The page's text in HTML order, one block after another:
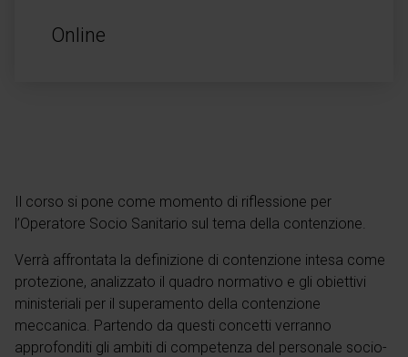
Online
Il corso si pone come momento di riflessione per
l’Operatore Socio Sanitario sul tema della contenzione.
Verrà affrontata la definizione di contenzione intesa come
protezione, analizzato il quadro normativo e gli obiettivi
ministeriali per il superamento della contenzione
meccanica. Partendo da questi concetti verranno
approfonditi gli ambiti di competenza del personale socio-